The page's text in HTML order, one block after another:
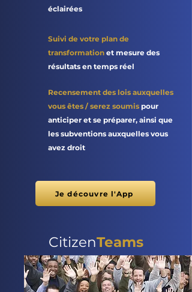
éclairées
Suivi de votre plan de
transformation et mesure des
résultats en temps réel
Recensement des lois auxquelles
vous êtes / serez soumis pour
anticiper et se préparer, ainsi que
les subventions auxquelles vous
avez droit
Je découvre l'App
CitizenTeams